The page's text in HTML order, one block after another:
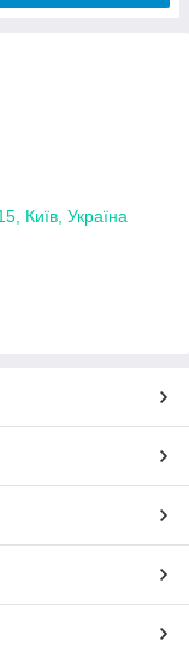
Київ, Україна